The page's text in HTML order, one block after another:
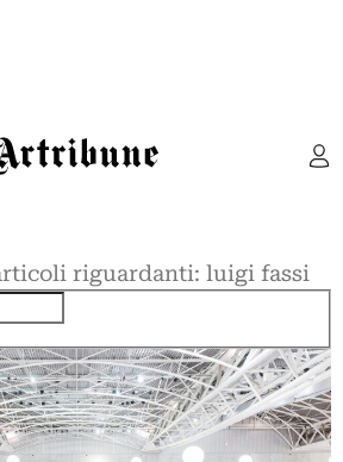
riguardanti: luigi fassi